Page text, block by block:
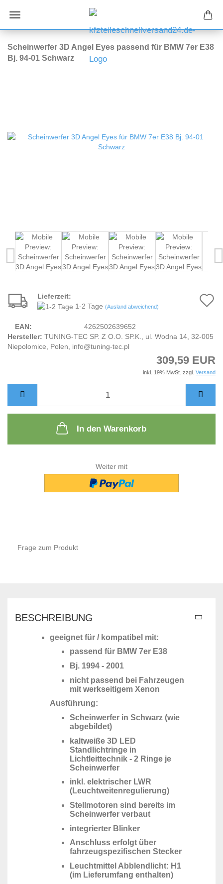
Scheinwerfer 3D Angel Eyes passend für BMW 7er E38
Bj. 94-01 Schwarz
Lieferzeit:
1-2 Tage (Ausland abweichend)
EAN:
4262502639652
Hersteller: TUNING-TEC SP. Z O.O. SP.K., ul. Wodna 14, 32-005
Niepolomice, Polen, info@tuning-tec.pl
309,59 EUR
inkl. 19% MwSt. zzgl. Versand
In den Warenkorb
Weiter mit
Frage zum Produkt
BESCHREIBUNG
geeignet für / kompatibel mit:
passend für BMW 7er E38
Bj. 1994 - 2001
nicht passend bei Fahrzeugen
mit werkseitigem Xenon
Ausführung:
Scheinwerfer in Schwarz (wie
abgebildet)
kaltweiße 3D LED
Standlichtringe in
Lichtleittechnik - 2 Ringe je
Scheinwerfer
inkl. elektrischer LWR
(Leuchtweitenregulierung)
Stellmotoren sind bereits im
Scheinwerfer verbaut
integrierter Blinker
Anschluss erfolgt über
fahrzeugspezifischen Stecker
Leuchtmittel Abblendlicht: H1
(im Lieferumfang enthalten)